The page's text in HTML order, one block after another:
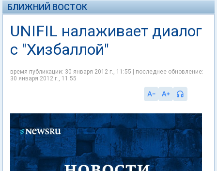
БЛИЖНИЙ ВОСТОК
UNIFIL налаживает диалог
с "Хизбаллой"
время публикации: 30 января 2012 г., 11:55 | последнее обновление:
30 января 2012 г., 11:55